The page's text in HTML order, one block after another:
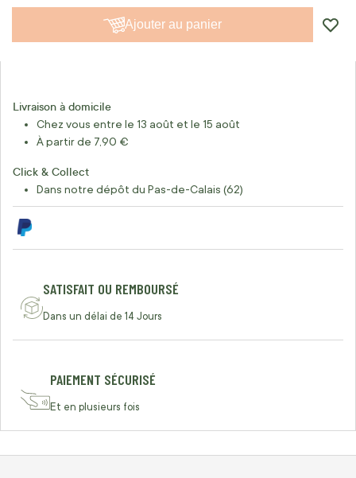
Ajouter au panier
Livraison à domicile
Chez vous entre le 13 août et le 15 août
À partir de 7,90 €
Click & Collect
Dans notre dépôt du Pas-de-Calais (62)
SATISFAIT OU REMBOURSÉ
Dans un délai de 14 Jours
PAIEMENT SÉCURISÉ
Et en plusieurs fois